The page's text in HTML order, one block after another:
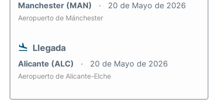
Manchester (MAN) 20 de Mayo de 2026
Aeropuerto de Mánchester
Llegada
Alicante (ALC) 20 de Mayo de 2026
Aeropuerto de Alicante-Elche